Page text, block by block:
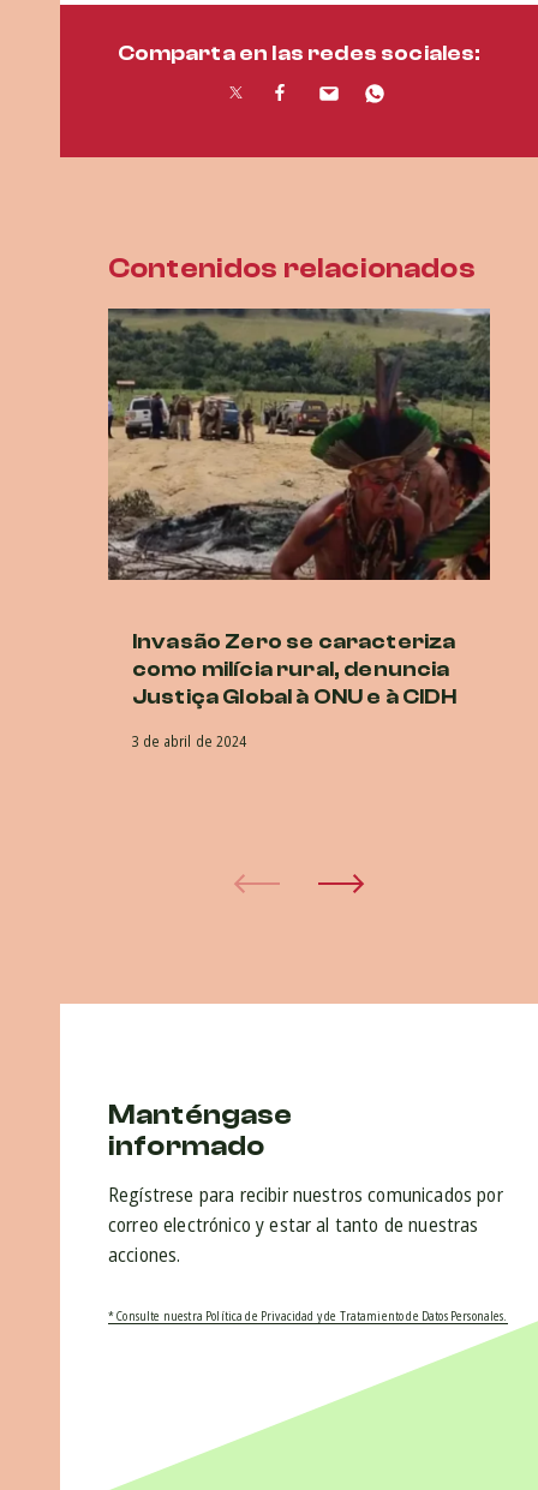
Comparta en las redes sociales:
Contenidos relacionados
Invasão Zero se caracteriza
como milícia rural, denuncia
Justiça Global à ONU e à CIDH
3 de abril de 2024
Manténgase
informado
Regístrese para recibir nuestros comunicados por
correo electrónico y estar al tanto de nuestras
acciones.
* Consulte nuestra Política de Privacidad y de Tratamiento de Datos Personales.